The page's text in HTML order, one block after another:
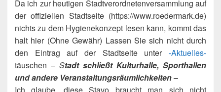
Da ich zur heutigen Stadtverordnetenversammlung auf
der offiziellen Stadtseite (https://www.roedermark.de)
nichts zu dem Hygienekonzept lesen kann, kommt das
halt hier (Ohne Gewähr) Lassen Sie sich nicht durch
den Eintrag auf der Stadtseite unter-Aktuelles-
täuschen – Stadt schließt Kulturhalle, Sporthallen
und andere Veranstaltungsräumlichkeiten–